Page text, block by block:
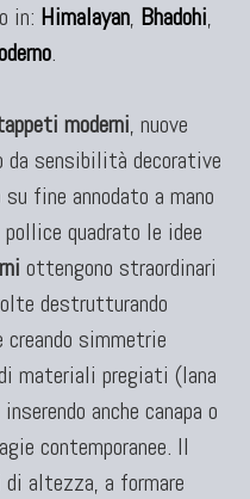
in: Himalayan, Bhadohi,
.
moderni, nuove
da sensibilità decorative
fine annodato a mano
quadrato le idee
ottengono straordinari
destrutturando
simmetrie
materiali pregiati (lana
anche canapa o
contemporanee. Il
altezza, a formare